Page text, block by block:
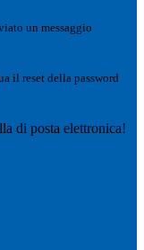
un messaggio
il reset della password
di posta elettronica!